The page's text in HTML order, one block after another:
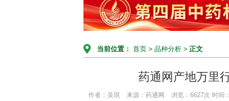
当前位置： 首页 > 品种分析 > 正文
药通网产地万里
作者：吴琪 来源：药通网 浏览：6627次 时间